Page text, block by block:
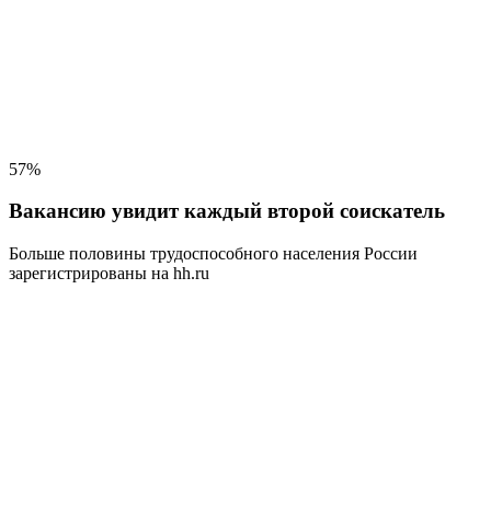
57%
Вакансию увидит каждый второй соискатель
Больше половины трудоспособного населения России
зарегистрированы на hh.ru